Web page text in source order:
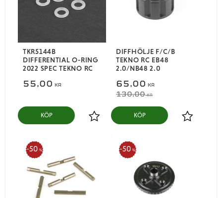
TKR5144B
DIFFERENTIAL O-RING
2022 SPEC TEKNO RC
55,00 KR
Lägg till i favoriter
KÖP
DIFFHÖLJE F/C/B
TEKNO RC EB48
2.0/NB48 2.0
65,00 KR
130,00KR
Lägg till i
KÖP
50 % 50 %